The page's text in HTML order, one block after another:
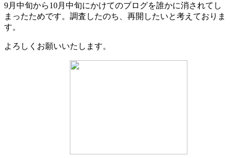
9月中旬から10月中旬にかけてのブログを誰かに消されてし
まったためです。調査したのち、再開したいと考えておりま
す。
よろしくお願いいたします。